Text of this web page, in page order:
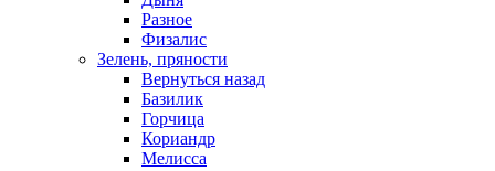
Разное
Физалис
Зелень, пряности
Вернуться назад
Базилик
Горчица
Кориандр
Мелисса